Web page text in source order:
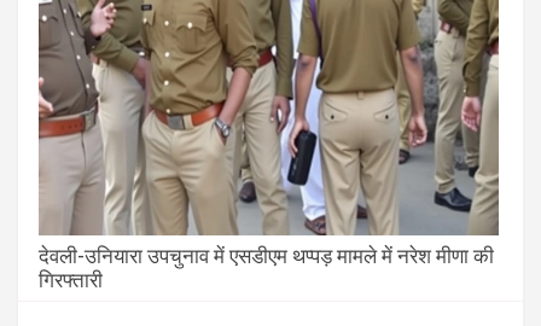
देवली-उनियारा उपचुनाव में एसडीएम थप्पड़ मामले में नरेश मीणा की
गिरफ्तारी